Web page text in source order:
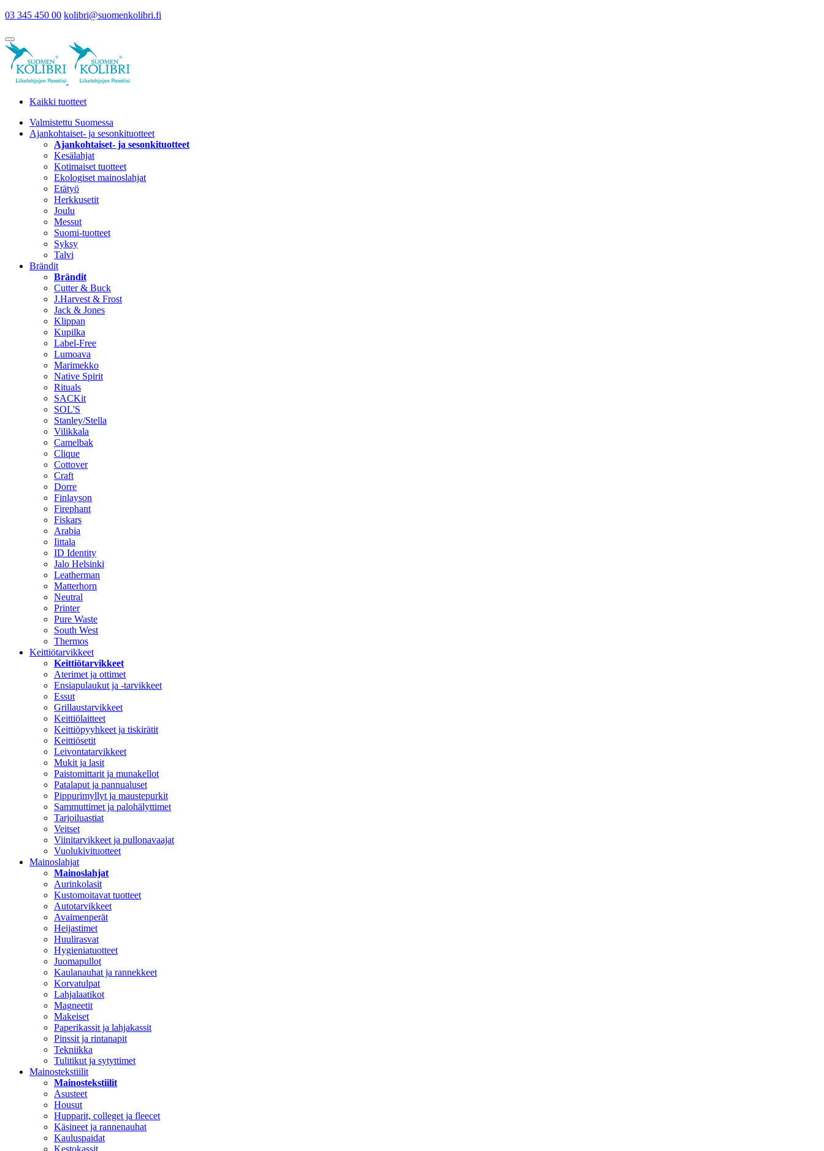
03 345 450 00 kolibri@suomenkolibri.fi
Kaikki tuotteet
Valmistettu Suomessa
Ajankohtaiset- ja sesonkituotteet
Ajankohtaiset- ja sesonkituotteet
Kesälahjat
Kotimaiset tuotteet
Ekologiset mainoslahjat
Etätyö
Herkkusetit
Joulu
Messut
Suomi-tuotteet
Syksy
Talvi
Brändit
Brändit
Cutter & Buck
J.Harvest & Frost
Jack & Jones
Klippan
Kupilka
Label-Free
Lumoava
Marimekko
Native Spirit
Rituals
SACKit
SOL'S
Stanley/Stella
Vilikkala
Camelbak
Clique
Cottover
Craft
Dorre
Finlayson
Firephant
Fiskars
Arabia
Iittala
ID Identity
Jalo Helsinki
Leatherman
Matterhorn
Neutral
Printer
Pure Waste
South West
Thermos
Keittiötarvikkeet
Keittiötarvikkeet
Aterimet ja ottimet
Ensiapulaukut ja -tarvikkeet
Essut
Grillaustarvikkeet
Keittiölaitteet
Keittiöpyyhkeet ja tiskirätit
Keittiösetit
Leivontatarvikkeet
Mukit ja lasit
Paistomittarit ja munakellot
Patalaput ja pannualuset
Pippurimyllyt ja maustepurkit
Sammuttimet ja palohälyttimet
Tarjoiluastiat
Veitset
Viinitarvikkeet ja pullonavaajat
Vuolukivituotteet
Mainoslahjat
Mainoslahjat
Aurinkolasit
Kustomoitavat tuotteet
Autotarvikkeet
Avaimenperät
Heijastimet
Huulirasvat
Hygieniatuotteet
Juomapullot
Kaulanauhat ja rannekkeet
Korvatulpat
Lahjalaatikot
Magneetit
Makeiset
Paperikassit ja lahjakassit
Pinssit ja rintanapit
Tekniikka
Tulitikut ja sytyttimet
Mainostekstiilit
Mainostekstiilit
Asusteet
Housut
Hupparit, colleget ja fleecet
Käsineet ja rannenauhat
Kauluspaidat
Kestokassit